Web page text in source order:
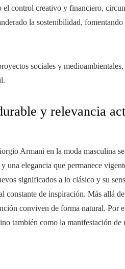
el control creativo y financiero,
la sostenibilidad,
sociales y
y relevancia
Armani en la moda masculina
una elegancia que permanece
significados a lo clásico y su
constante de inspiración. Más allá
conviven de forma natural. Por
también como la manifestación de